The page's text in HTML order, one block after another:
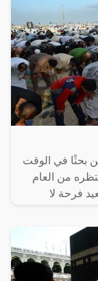
بحثًا في الوقت
من العام
فرحة لا